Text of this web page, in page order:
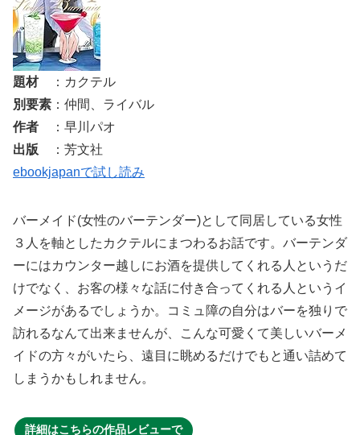
題材
：カクテル
別要素 ：仲間、ライバル
作者
：早川パオ
出版
：芳文社
ebookjapanで試し読み
バーメイド(女性のバーテンダー)として同居している女性
３人を軸としたカクテルにまつわるお話です。バーテンダ
ーにはカウンター越しにお酒を提供してくれる人というだ
けでなく、お客の様々な話に付き合ってくれる人というイ
メージがあるでしょうか。コミュ障の自分はバーを独りで
訪れるなんて出来ませんが、こんな可愛くて美しいバーメ
イドの方々がいたら、遠目に眺めるだけでもと通い詰めて
しまうかもしれません。
詳細はこちらの作品レビューで